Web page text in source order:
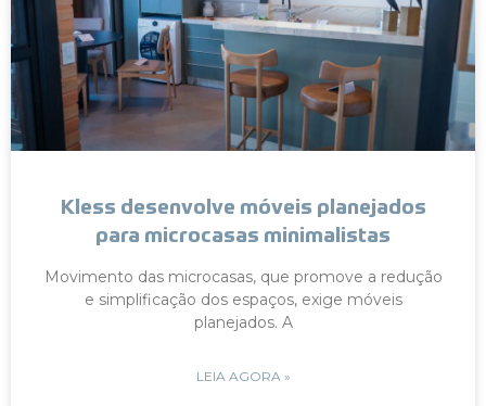
Kless desenvolve móveis planejados
para microcasas minimalistas
Movimento das microcasas, que promove a redução
e simplificação dos espaços, exige móveis
planejados. A
LEIA AGORA »